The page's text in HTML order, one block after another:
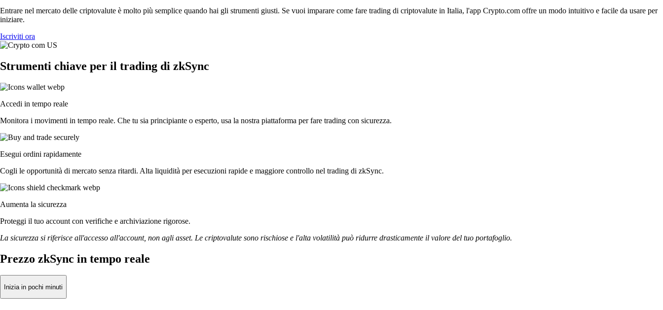
Entrare nel mercato delle criptovalute è molto più semplice quando hai gli strumenti giusti. Se vuoi imparare come fare trading di criptovalute in Italia, l'app Crypto.com offre un modo intuitivo e facile da usare per
iniziare.
Iscriviti ora
Strumenti chiave per il trading di zkSync
Accedi in tempo reale
Monitora i movimenti in tempo reale. Che tu sia principiante o esperto, usa la nostra piattaforma per fare trading con sicurezza.
Esegui ordini rapidamente
Cogli le opportunità di mercato senza ritardi. Alta liquidità per esecuzioni rapide e maggiore controllo nel trading di zkSync.
Aumenta la sicurezza
Proteggi il tuo account con verifiche e archiviazione rigorose.
La sicurezza si riferisce all'accesso all'account, non agli asset. Le criptovalute sono rischiose e l'alta volatilità può ridurre drasticamente il valore del tuo portafoglio.
Prezzo zkSync in tempo reale
Inizia in pochi minuti